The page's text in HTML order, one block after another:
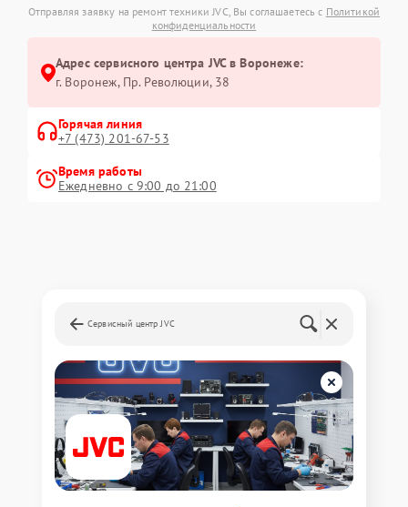
Отправляя заявку на ремонт техники JVC, Вы соглашаетесь с Политикой
конфиденциальности
Адрес сервисного центра JVC в Воронеже:
г. Воронеж, Пр. Революции, 38
Горячая линия
+7 (473) 201-67-53
Время работы
Ежедневно с 9:00 до 21:00
Сервисный центр JVC